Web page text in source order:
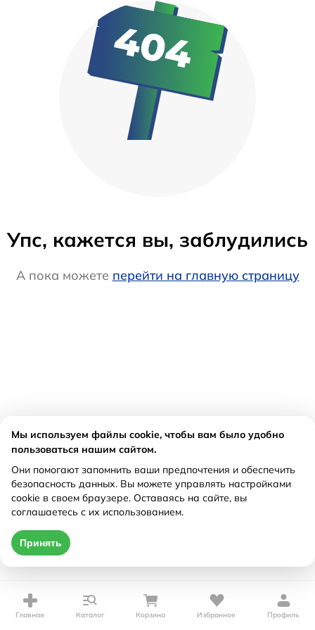
Упс, кажется вы, заблудились
А пока можете перейти на главную страницу
Главная Каталог Корзина Избранное Профиль
Мы используем файлы cookie, чтобы вам было удобно
пользоваться нашим сайтом.
Они помогают запомнить ваши предпочтения и обеспечить
безопасность данных. Вы можете управлять настройками
cookie в своем браузере. Оставаясь на сайте, вы
соглашаетесь с их использованием.
Принять